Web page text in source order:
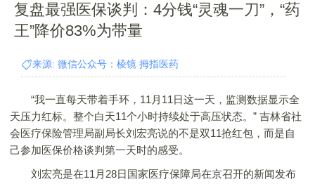
复盘最强医保谈判：4分钱“灵魂一刀”，“药
王”降价83%为带量
来源: 微信公众号：棱镜 拇指医药
“我一直每天带着手环，11月11日这一天，监测数据显示全
天压力红标。整个白天11个小时持续处于高压状态。” 吉林省社
会医疗保险管理局副局长刘宏亮说的不是双11抢红包，而是自
己参加医保价格谈判第一天时的感受。
刘宏亮是在11月28日国家医疗保障局在京召开的新闻发布